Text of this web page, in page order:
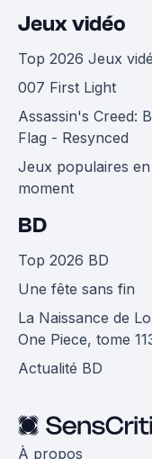
Jeux vidéo
Top 2026 Jeux
007 First Light
Assassin's Creed:
Flag - Resynced
Jeux populaires
moment
BD
Top 2026 BD
Une fête sans fin
La Naissance de
One Piece, tome
Actualité BD
À propos